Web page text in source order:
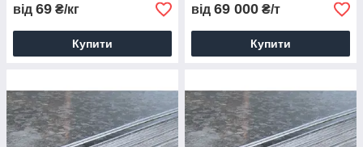
від 69 ₴/кг
Купити
від 69 000 ₴/т
Купити